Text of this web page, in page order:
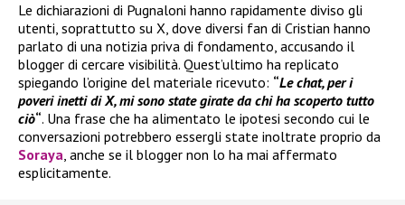
Le dichiarazioni di Pugnaloni hanno rapidamente diviso gli
utenti, soprattutto su X, dove diversi fan di Cristian hanno
parlato di una notizia priva di fondamento, accusando il
blogger di cercare visibilità. Quest’ultimo ha replicato
spiegando l’origine del materiale ricevuto: “Le chat, per i
poveri inetti di X, mi sono state girate da chi ha scoperto tutto
ciò“. Una frase che ha alimentato le ipotesi secondo cui le
conversazioni potrebbero essergli state inoltrate proprio da
Soraya, anche se il blogger non lo ha mai affermato
esplicitamente.